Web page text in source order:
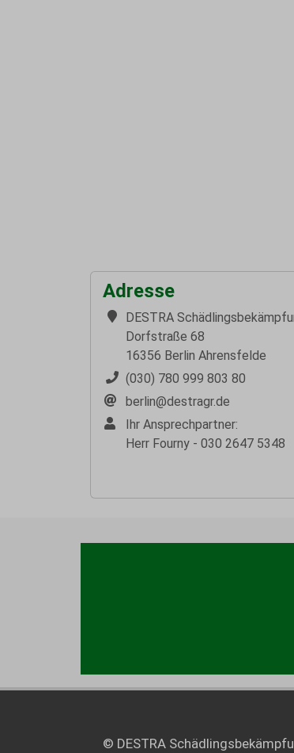
Adresse
DESTRA
Dorfstraße 68
16356 Berlin Ahrensfelde
(030) 780 999 803 80
berlin@destragr.de
Ihr Ansprechpartner:
Herr Fourny - 030 2647 5348
© DESTRA